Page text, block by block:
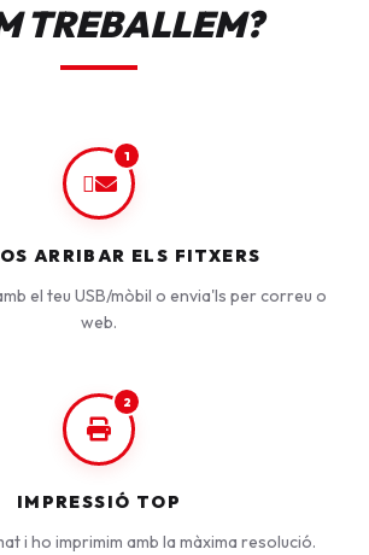
TREBALLEM?
1
ARRIBAR ELS FITXERS
el teu USB/mòbil o envia'ls per correu o
web.
2
IMPRESSIÓ TOP
i ho imprimim amb la màxima resolució.